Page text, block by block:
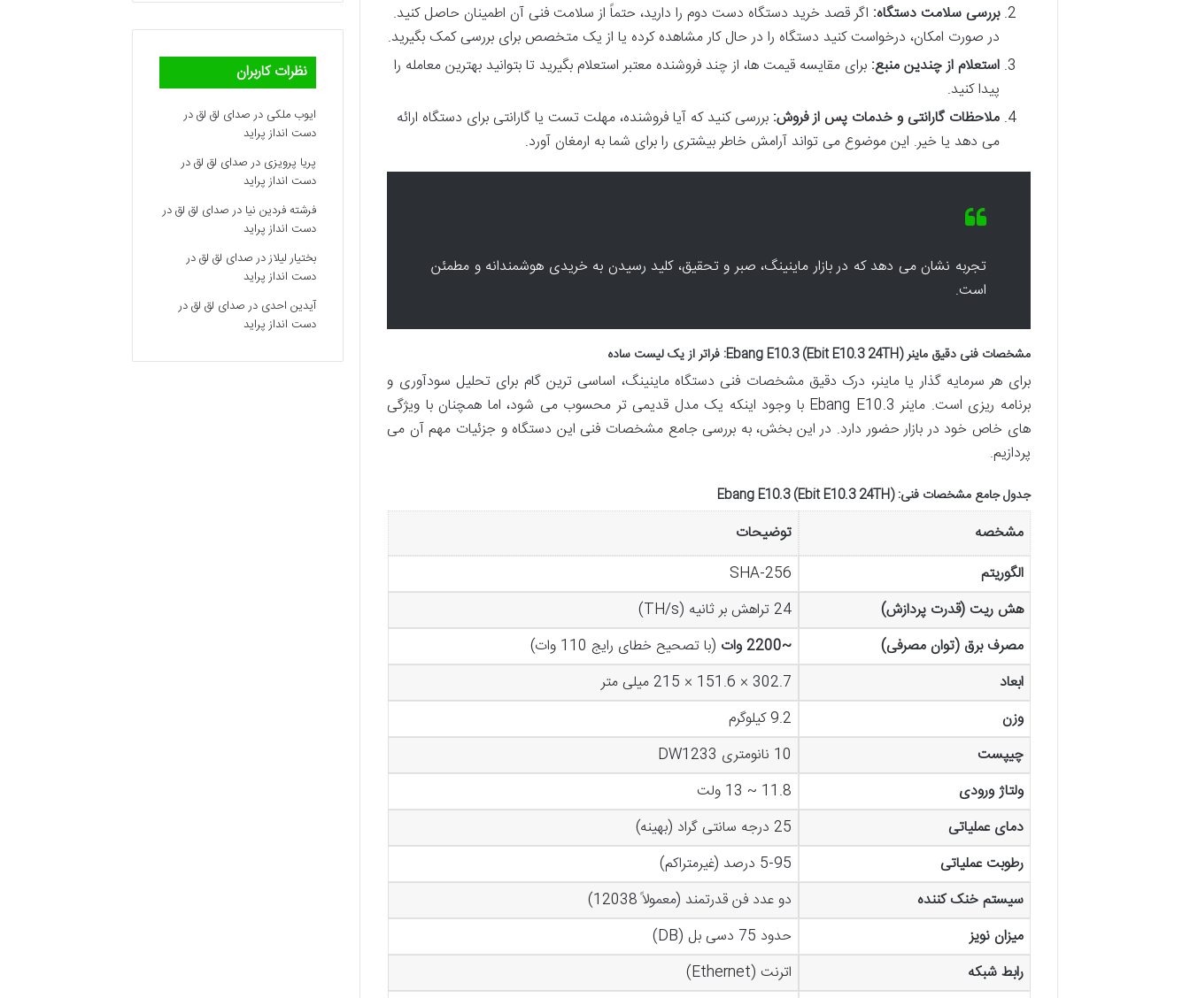
بررسی سلامت دستگاه: اگر قصد خرید دستگاه دست دوم را دارید، حتماً از سلامت فنی آن اطمینان حاصل کنید.
در صورت امکان، درخواست کنید دستگاه را در حال کار مشاهده کرده یا از یک متخصص برای بررسی کمک بگیرید.
استعلام از چندین منبع: برای مقایسه قیمت ها، از چند فروشنده معتبر استعلام بگیرید تا بتوانید بهترین معامله را
پیدا کنید.
ملاحظات گارانتی و خدمات پس از فروش: بررسی کنید که آیا فروشنده، مهلت تست یا گارانتی برای دستگاه ارائه
می دهد یا خیر. این موضوع می تواند آرامش خاطر بیشتری را برای شما به ارمغان آورد.
تجربه نشان می دهد که در بازار ماینینگ، صبر و تحقیق، کلید رسیدن به خریدی هوشمندانه و مطمئن
است.
مشخصات فنی دقیق ماینر Ebang E10.3 (Ebit E10.3 24TH): فراتر از یک لیست ساده
برای هر سرمایه گذار یا ماینر، درک دقیق مشخصات فنی دستگاه ماینینگ، اساسی ترین گام برای تحلیل سودآوری و
برنامه ریزی است. ماینر Ebang E10.3 با وجود اینکه یک مدل قدیمی تر محسوب می شود، اما همچنان با ویژگی
های خاص خود در بازار حضور دارد. در این بخش، به بررسی جامع مشخصات فنی این دستگاه و جزئیات مهم آن می
پردازیم.
جدول جامع مشخصات فنی: Ebang E10.3 (Ebit E10.3 24TH)
مشخصه
توضیحات
الگوریتم
SHA-256
هش ریت (قدرت پردازش)
24 تراهش بر ثانیه (TH/s)
مصرف برق (توان مصرفی)
~2200 وات
(با تصحیح خطای رایج 110 وات)
ابعاد
302.7 × 151.6 × 215 میلی متر
وزن
9.2 کیلوگرم
چیپست
10 نانومتری DW1233
ولتاژ ورودی
11.8 ~ 13 ولت
دمای عملیاتی
25 درجه سانتی گراد (بهینه)
رطوبت عملیاتی
5-95 درصد (غیرمتراکم)
سیستم خنک کننده
دو عدد فن قدرتمند (معمولاً 12038)
میزان نویز
حدود 75 دسی بل (DB)
رابط شبکه
اترنت (Ethernet)
نظرات کاربران
ایوب ملکی درصدای لق لق در
دست انداز پراید
پریا پرویزی درصدای لق لق در
دست انداز پراید
فرشته فردین نیا درصدای لق لق در
دست انداز پراید
بختیار لیلازدرصدای لق لق در
دست انداز پراید
آیدین احدی درصدای لق لق در
دست انداز پراید